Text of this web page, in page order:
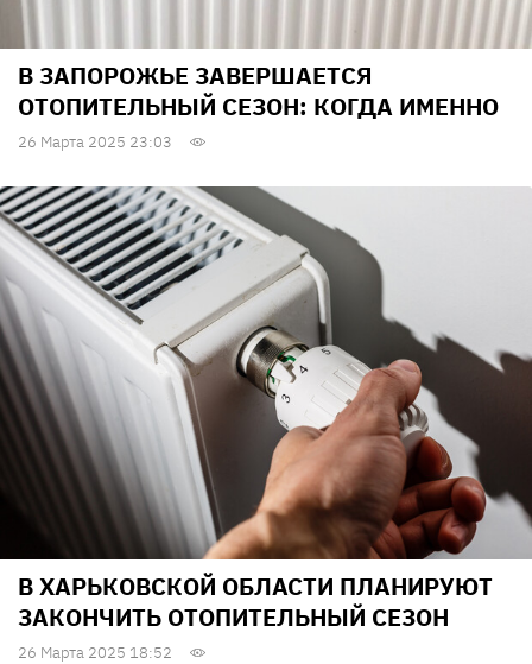
В ЗАПОРОЖЬЕ ЗАВЕРШАЕТСЯ
ОТОПИТЕЛЬНЫЙ СЕЗОН: КОГДА ИМЕННО
26 Марта 2025 23:03
В ХАРЬКОВСКОЙ ОБЛАСТИ ПЛАНИРУЮТ
ЗАКОНЧИТЬ ОТОПИТЕЛЬНЫЙ СЕЗОН
26 Марта 2025 18:52